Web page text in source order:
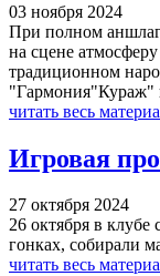
03 ноября 2024
При полном
на сцене
традиционном
"Гармония"Кураж"
читать весь
Игровая
27 октября 2024
26 октября в
гонках, собирали
читать весь